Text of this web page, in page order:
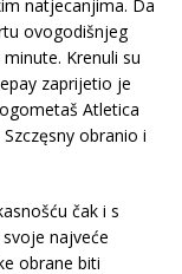
natjecanjima. Da
ovogodišnjeg
Krenuli su
zaprijetio je
Atletica
obranio i
čak i s
najveće
obrane biti